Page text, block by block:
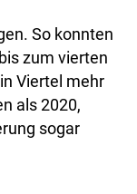
So konnten
zum vierten
Viertel mehr
als 2020,
sogar